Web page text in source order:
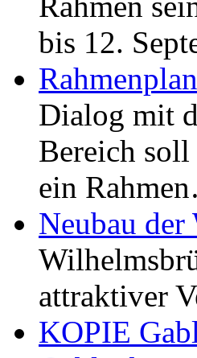
bis 12.
Dialog mit
Bereich
ein
Neubau
attraktiver
KOPIE